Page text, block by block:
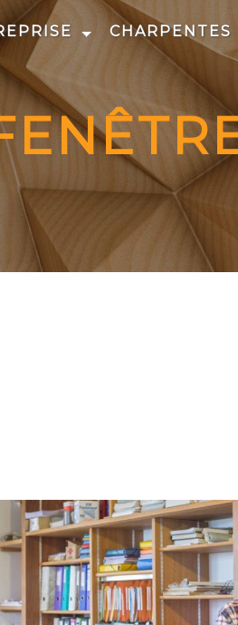
cookies
CHARPENTES